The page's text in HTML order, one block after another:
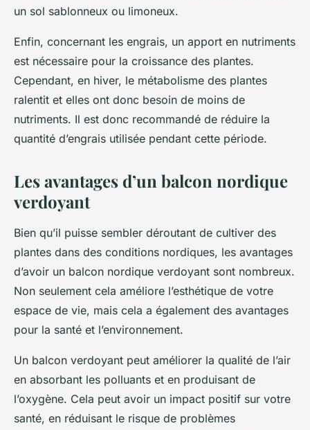
un sol sablonneux ou limoneux.
Enfin, concernant les engrais, un apport en nutriments
est nécessaire pour la croissance des plantes.
Cependant, en hiver, le métabolisme des plantes
ralentit et elles ont donc besoin de moins de
nutriments. Il est donc recommandé de réduire la
quantité d’engrais utilisée pendant cette période.
Les avantages d’un balcon nordique
verdoyant
Bien qu’il puisse sembler déroutant de cultiver des
plantes dans des conditions nordiques, les avantages
d’avoir un balcon nordique verdoyant sont nombreux.
Non seulement cela améliore l’esthétique de votre
espace de vie, mais cela a également des avantages
pour la santé et l’environnement.
Un balcon verdoyant peut améliorer la qualité de l’air
en absorbant les polluants et en produisant de
l’oxygène. Cela peut avoir un impact positif sur votre
santé, en réduisant le risque de problèmes